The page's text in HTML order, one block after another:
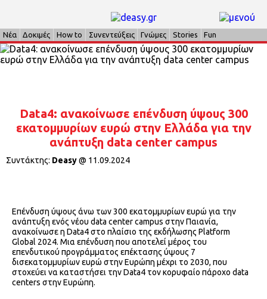
Νέα Δοκιμές How to Συνεντεύξεις Γνώμες Stories Fun
Data4: ανακοίνωσε επένδυση ύψους 300
εκατομμυρίων ευρώ στην Ελλάδα για την
ανάπτυξη data center campus
Συντάκτης: Deasy@ 11.09.2024
Επένδυση ύψους άνω των 300 εκατομμυρίων ευρώ για την
ανάπτυξη ενός νέου data center campus στην Παιανία,
ανακοίνωσε η Data4 στο πλαίσιο της εκδήλωσης Platform
Global 2024. Μια επένδυση που αποτελεί μέρος του
επενδυτικού προγράμματος επέκτασης ύψους 7
δισεκατομμυρίων ευρώ στην Ευρώπη μέχρι το 2030, που
στοχεύει να καταστήσει την Data4 τον κορυφαίο πάροχο data
centers στην Ευρώπη.